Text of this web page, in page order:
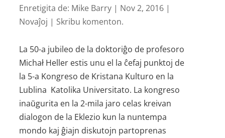
Enretigita de: Mike Barry | Nov 2, 2016 |
Novaĵoj | Skribu komenton.
La 50-a jubileo de la doktoriĝo de profesoro
Michał Heller estis unu el la ĉefaj punktoj de
la 5-a Kongreso de Kristana Kulturo en la
Lublina Katolika Universitato. La kongreso
inaŭgurita en la 2-mila jaro celas kreivan
dialogon de la Eklezio kun la nuntempa
mondo kaj ĝiajn diskutojn partoprenas